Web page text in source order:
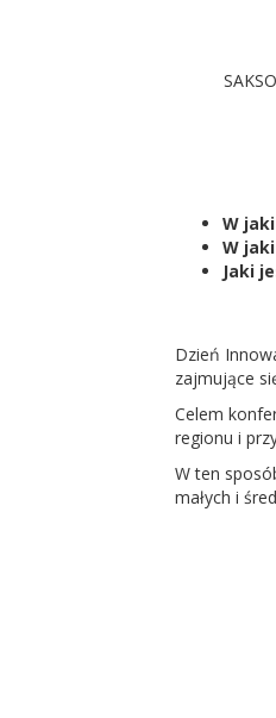
W
W
Jaki
Dzień
zajmujące
Celem
regionu i
W ten
małych i